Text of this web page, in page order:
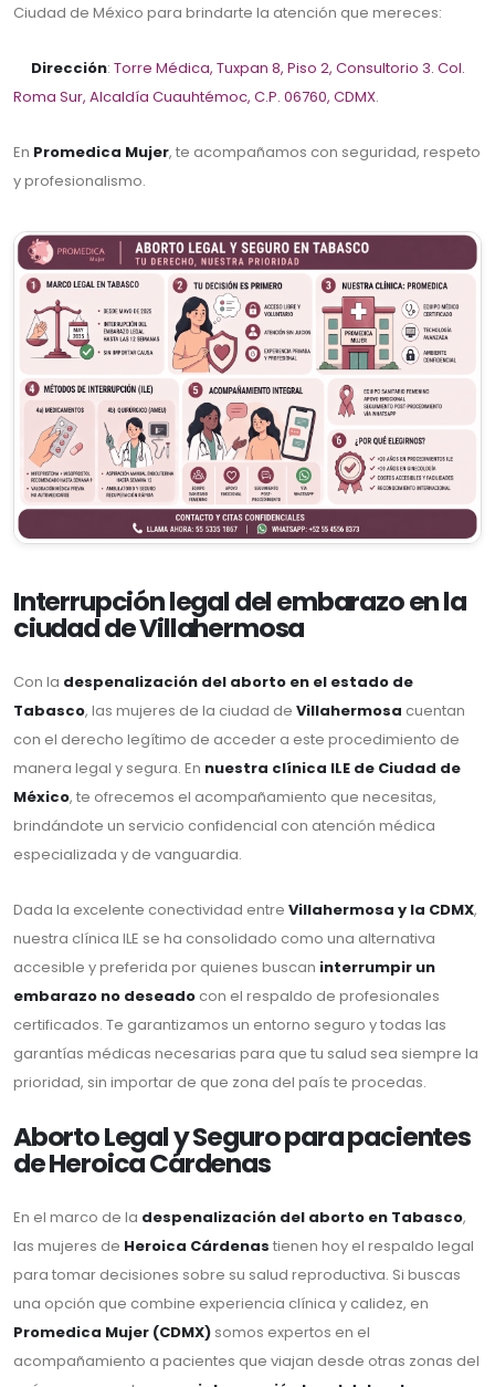
Ciudad de México para brindarte la atención que mereces:
Dirección:Torre Médica, Tuxpan 8, Piso 2, Consultorio 3. Col.
Roma Sur, Alcaldía Cuauhtémoc, C.P. 06760, CDMX.
En Promedica Mujer, te acompañamos con seguridad, respeto
y profesionalismo.
Interrupción legal del embarazo en la
ciudad de Villahermosa
Con la despenalización del aborto en el estado de
Tabasco, las mujeres de la ciudad de Villahermosa cuentan
con el derecho legítimo de acceder a este procedimiento de
manera legal y segura. En nuestra clínica ILE de Ciudad de
México, te ofrecemos el acompañamiento que necesitas,
brindándote un servicio confidencial con atención médica
especializada y de vanguardia.
Dada la excelente conectividad entre Villahermosa y la CDMX,
nuestra clínica ILE se ha consolidado como una alternativa
accesible y preferida por quienes buscan interrumpir un
embarazo no deseado con el respaldo de profesionales
certificados. Te garantizamos un entorno seguro y todas las
garantías médicas necesarias para que tu salud sea siempre la
prioridad, sin importar de que zona del país te procedas.
Aborto Legal y Seguro para pacientes
de Heroica Cárdenas
En el marco de la despenalización del aborto en Tabasco,
las mujeres de Heroica Cárdenas tienen hoy el respaldo legal
para tomar decisiones sobre su salud reproductiva. Si buscas
una opción que combine experiencia clínica y calidez, en
Promedica Mujer (CDMX) somos expertos en el
acompañamiento a pacientes que viajan desde otras zonas del